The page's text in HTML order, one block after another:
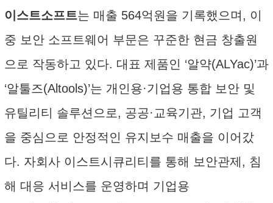
이스트소프트는 매출 564억원을 기록했으며, 이
중 보안 소프트웨어 부문은 꾸준한 현금 창출원
으로 작동하고 있다. 대표 제품인 ‘알약(ALYac)’과
‘알툴즈(Altools)’는 개인용·기업용 통합 보안 및
유틸리티 솔루션으로, 공공·교육기관, 기업 고객
을 중심으로 안정적인 유지보수 매출을 이어갔
다. 자회사 이스트시큐리티를 통해 보안관제, 침
해 대응 서비스를 운영하며 기업용